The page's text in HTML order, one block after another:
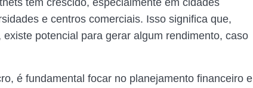
e centros comerciais. Isso significa que,
potencial para gerar algum rendimento, caso
é fundamental focar no planejamento financeiro e